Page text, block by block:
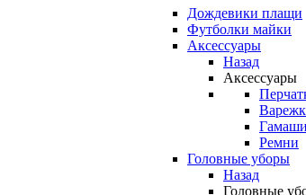
Дождевики плащи
Футболки майки
Аксессуары
Назад
Аксессуары
Ремни
Головные уборы
Назад
Головные